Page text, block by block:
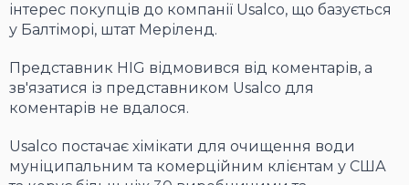
інтерес покупців до компанії Usalco, що базується
у Балтіморі, штат Меріленд.
Представник HIG відмовився від коментарів, а
зв'язатися із представником Usalco для
коментарів не вдалося.
Usalco постачає хімікати для очищення води
муніципальним та комерційним клієнтам у США